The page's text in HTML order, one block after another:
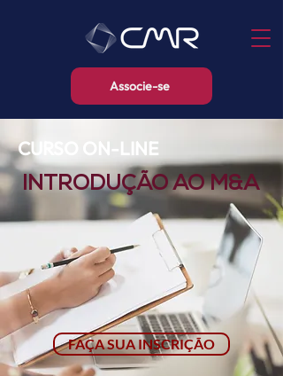
Associe-se
CURSO ON-LINE
INTRODUÇÃO AO M&A
FAÇA SUA INSCRIÇÃO